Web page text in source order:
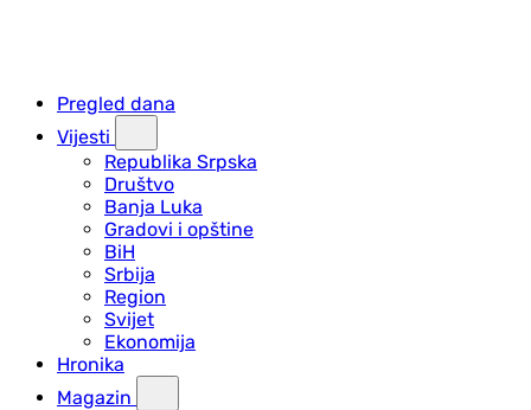
Pregled dana
Vijesti
Republika Srpska
Društvo
Banja Luka
Gradovi i opštine
BiH
Srbija
Region
Svijet
Ekonomija
Hronika
Magazin